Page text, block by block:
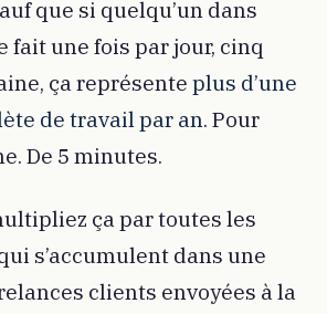
que si quelqu’un dans
fait une fois par jour, cinq
ça représente plus d’une
de travail par an. Pour
De 5 minutes.
ça par toutes les
s’accumulent dans une
clients envoyées à la